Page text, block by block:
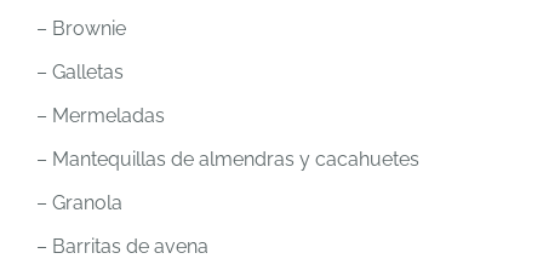
– Brownie
– Galletas
– Mermeladas
– Mantequillas de almendras y cacahuetes
– Granola
– Barritas de avena